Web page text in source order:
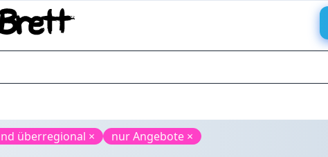
überregional × nur Angebote ×